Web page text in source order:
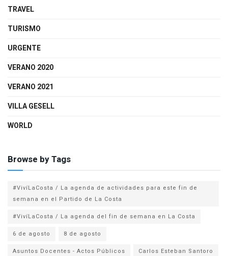
TRAVEL
TURISMO
URGENTE
VERANO 2020
VERANO 2021
VILLA GESELL
WORLD
Browse by Tags
#VivíLaCosta / La agenda de actividades para este fin de
semana en el Partido de La Costa
#VivíLaCosta / La agenda del fin de semana en La Costa
6 de agosto
8 de agosto
Asuntos Docentes - Actos Públicos
Carlos Esteban Santoro